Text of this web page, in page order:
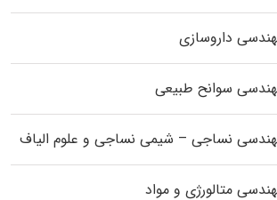
داروسازی
سوانح طبیعی
نساجی – شیمی نساجی و علوم الیاف
متالورژی و مواد